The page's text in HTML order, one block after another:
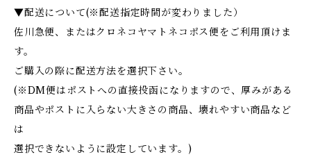
▼配送について(※配送指定時間が変わりました）
佐川急便、またはクロネコヤマトネコポス便をご利用頂けま
す。
ご購入の際に配送方法を選択下さい。
(※DM便はポストへの直接投函になりますので、厚みがある
商品やポストに入らない大きさの商品、壊れやすい商品など
は
選択できないように設定しています。)